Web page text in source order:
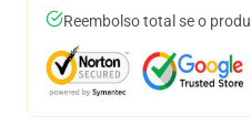
Reembolso total se o